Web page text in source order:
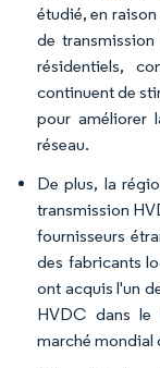
étudié, en
de
résidentiels,
continuent de
pour améliorer
réseau.
De plus, la
transmission
fournisseurs
des fabricants
ont acquis l'un
HVDC dans le
marché mondial